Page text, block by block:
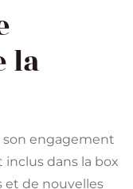
la
son engagement
dans la box
et de nouvelles